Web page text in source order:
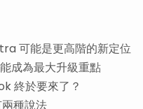
可能是更高階的新定位
成為最大升級重點
終於要來了？
種說法